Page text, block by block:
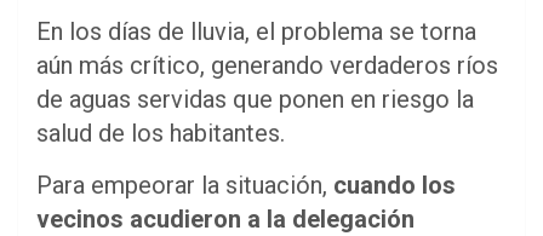
En los días de lluvia, el problema se torna
aún más crítico, generando verdaderos ríos
de aguas servidas que ponen en riesgo la
salud de los habitantes.
Para empeorar la situación, cuando los
vecinos acudieron a la delegación